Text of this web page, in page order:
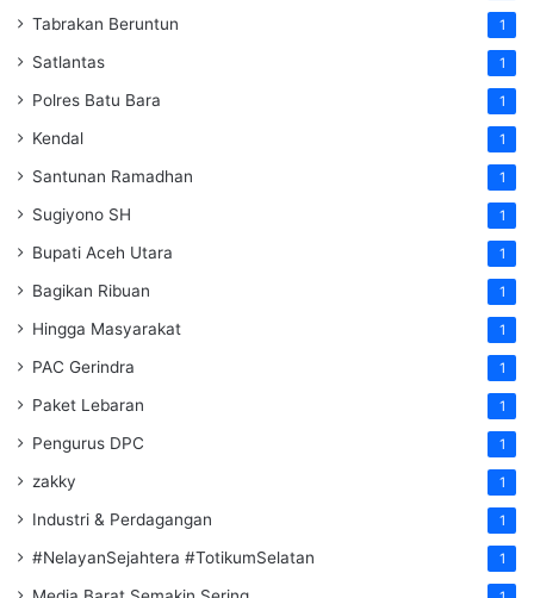
Tabrakan Beruntun 1
Satlantas 1
Polres Batu Bara 1
Kendal 1
Santunan Ramadhan 1
Sugiyono SH 1
Bupati Aceh Utara 1
Bagikan Ribuan 1
Hingga Masyarakat 1
PAC Gerindra 1
Paket Lebaran 1
Pengurus DPC 1
zakky 1
Industri & Perdagangan 1
#NelayanSejahtera #TotikumSelatan 1